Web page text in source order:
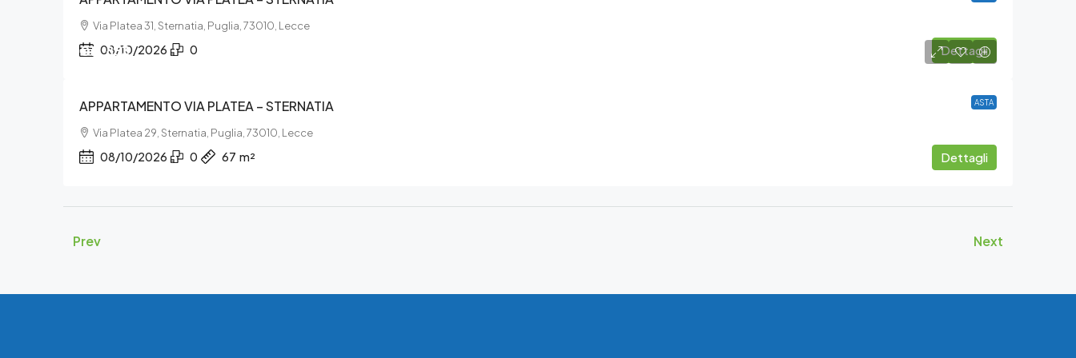
Via Platea 31, Sternatia, Puglia, 73010, Lecce
08/10/2026 0 Dettagli
ASTA
€11.853
APPARTAMENTO VIA PLATEA – STERNATIA
Via Platea 29, Sternatia, Puglia, 73010, Lecce
08/10/2026 0 67 m² Dettagli
Prev Next